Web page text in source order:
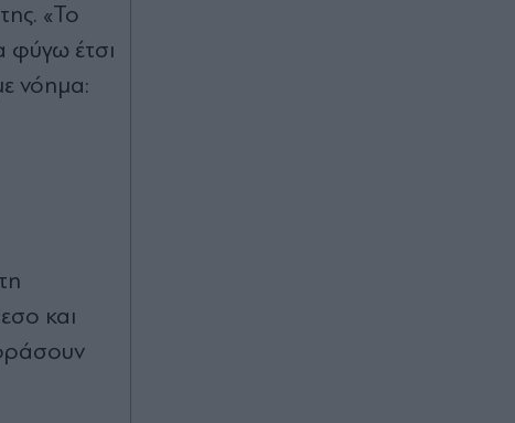
«Το
φύγω έτσι
νόημα:
και